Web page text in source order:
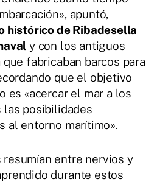
apuntó,
histórico de Ribadesella
y con los antiguos
fabricaban barcos para
que el objetivo
es «acercar el mar a los
las posibilidades
al entorno marítimo».
entre nervios y
durante estos